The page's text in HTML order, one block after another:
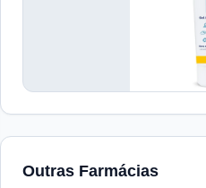
Outras Farmácias